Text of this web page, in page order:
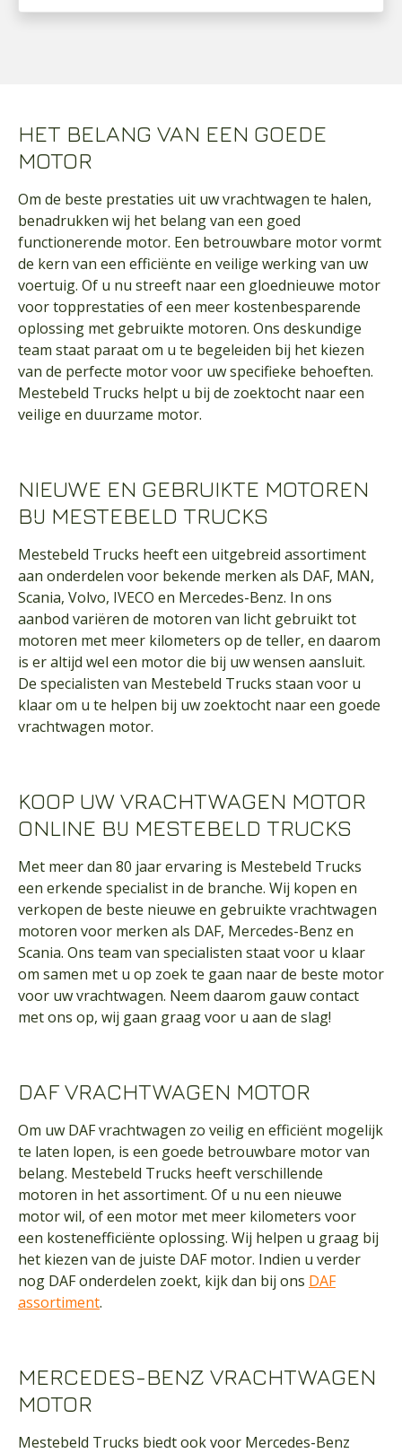
HET BELANG VAN EEN GOEDE
MOTOR
Om de beste prestaties uit uw vrachtwagen te halen,
benadrukken wij het belang van een goed
functionerende motor. Een betrouwbare motor vormt
de kern van een efficiënte en veilige werking van uw
voertuig. Of u nu streeft naar een gloednieuwe motor
voor topprestaties of een meer kostenbesparende
oplossing met gebruikte motoren. Ons deskundige
team staat paraat om u te begeleiden bij het kiezen
van de perfecte motor voor uw specifieke behoeften.
Mestebeld Trucks helpt u bij de zoektocht naar een
veilige en duurzame motor.
NIEUWE EN GEBRUIKTE MOTOREN
BIJ MESTEBELD TRUCKS
Mestebeld Trucks heeft een uitgebreid assortiment
aan onderdelen voor bekende merken als DAF, MAN,
Scania, Volvo, IVECO en Mercedes-Benz. In ons
aanbod variëren de motoren van licht gebruikt tot
motoren met meer kilometers op de teller, en daarom
is er altijd wel een motor die bij uw wensen aansluit.
De specialisten van Mestebeld Trucks staan voor u
klaar om u te helpen bij uw zoektocht naar een goede
vrachtwagen motor.
KOOP UW VRACHTWAGEN MOTOR
ONLINE BIJ MESTEBELD TRUCKS
Met meer dan 80 jaar ervaring is Mestebeld Trucks
een erkende specialist in de branche. Wij kopen en
verkopen de beste nieuwe en gebruikte vrachtwagen
motoren voor merken als DAF, Mercedes-Benz en
Scania. Ons team van specialisten staat voor u klaar
om samen met u op zoek te gaan naar de beste motor
voor uw vrachtwagen. Neem daarom gauw contact
met ons op, wij gaan graag voor u aan de slag!
DAF VRACHTWAGEN MOTOR
Om uw DAF vrachtwagen zo veilig en efficiënt mogelijk
te laten lopen, is een goede betrouwbare motor van
belang. Mestebeld Trucks heeft verschillende
motoren in het assortiment. Of u nu een nieuwe
motor wil, of een motor met meer kilometers voor
een kostenefficiënte oplossing. Wij helpen u graag bij
het kiezen van de juiste DAF motor. Indien u verder
nog DAF onderdelen zoekt, kijk dan bij ons DAF
assortiment.
MERCEDES-BENZ VRACHTWAGEN
MOTOR
Mestebeld Trucks biedt ook voor Mercedes-Benz